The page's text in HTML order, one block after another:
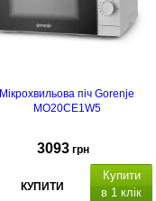
Мікрохвильова піч Gorenje
MO20CE1W5
3093 грн
КУПИТИ
Купити
в 1 клік